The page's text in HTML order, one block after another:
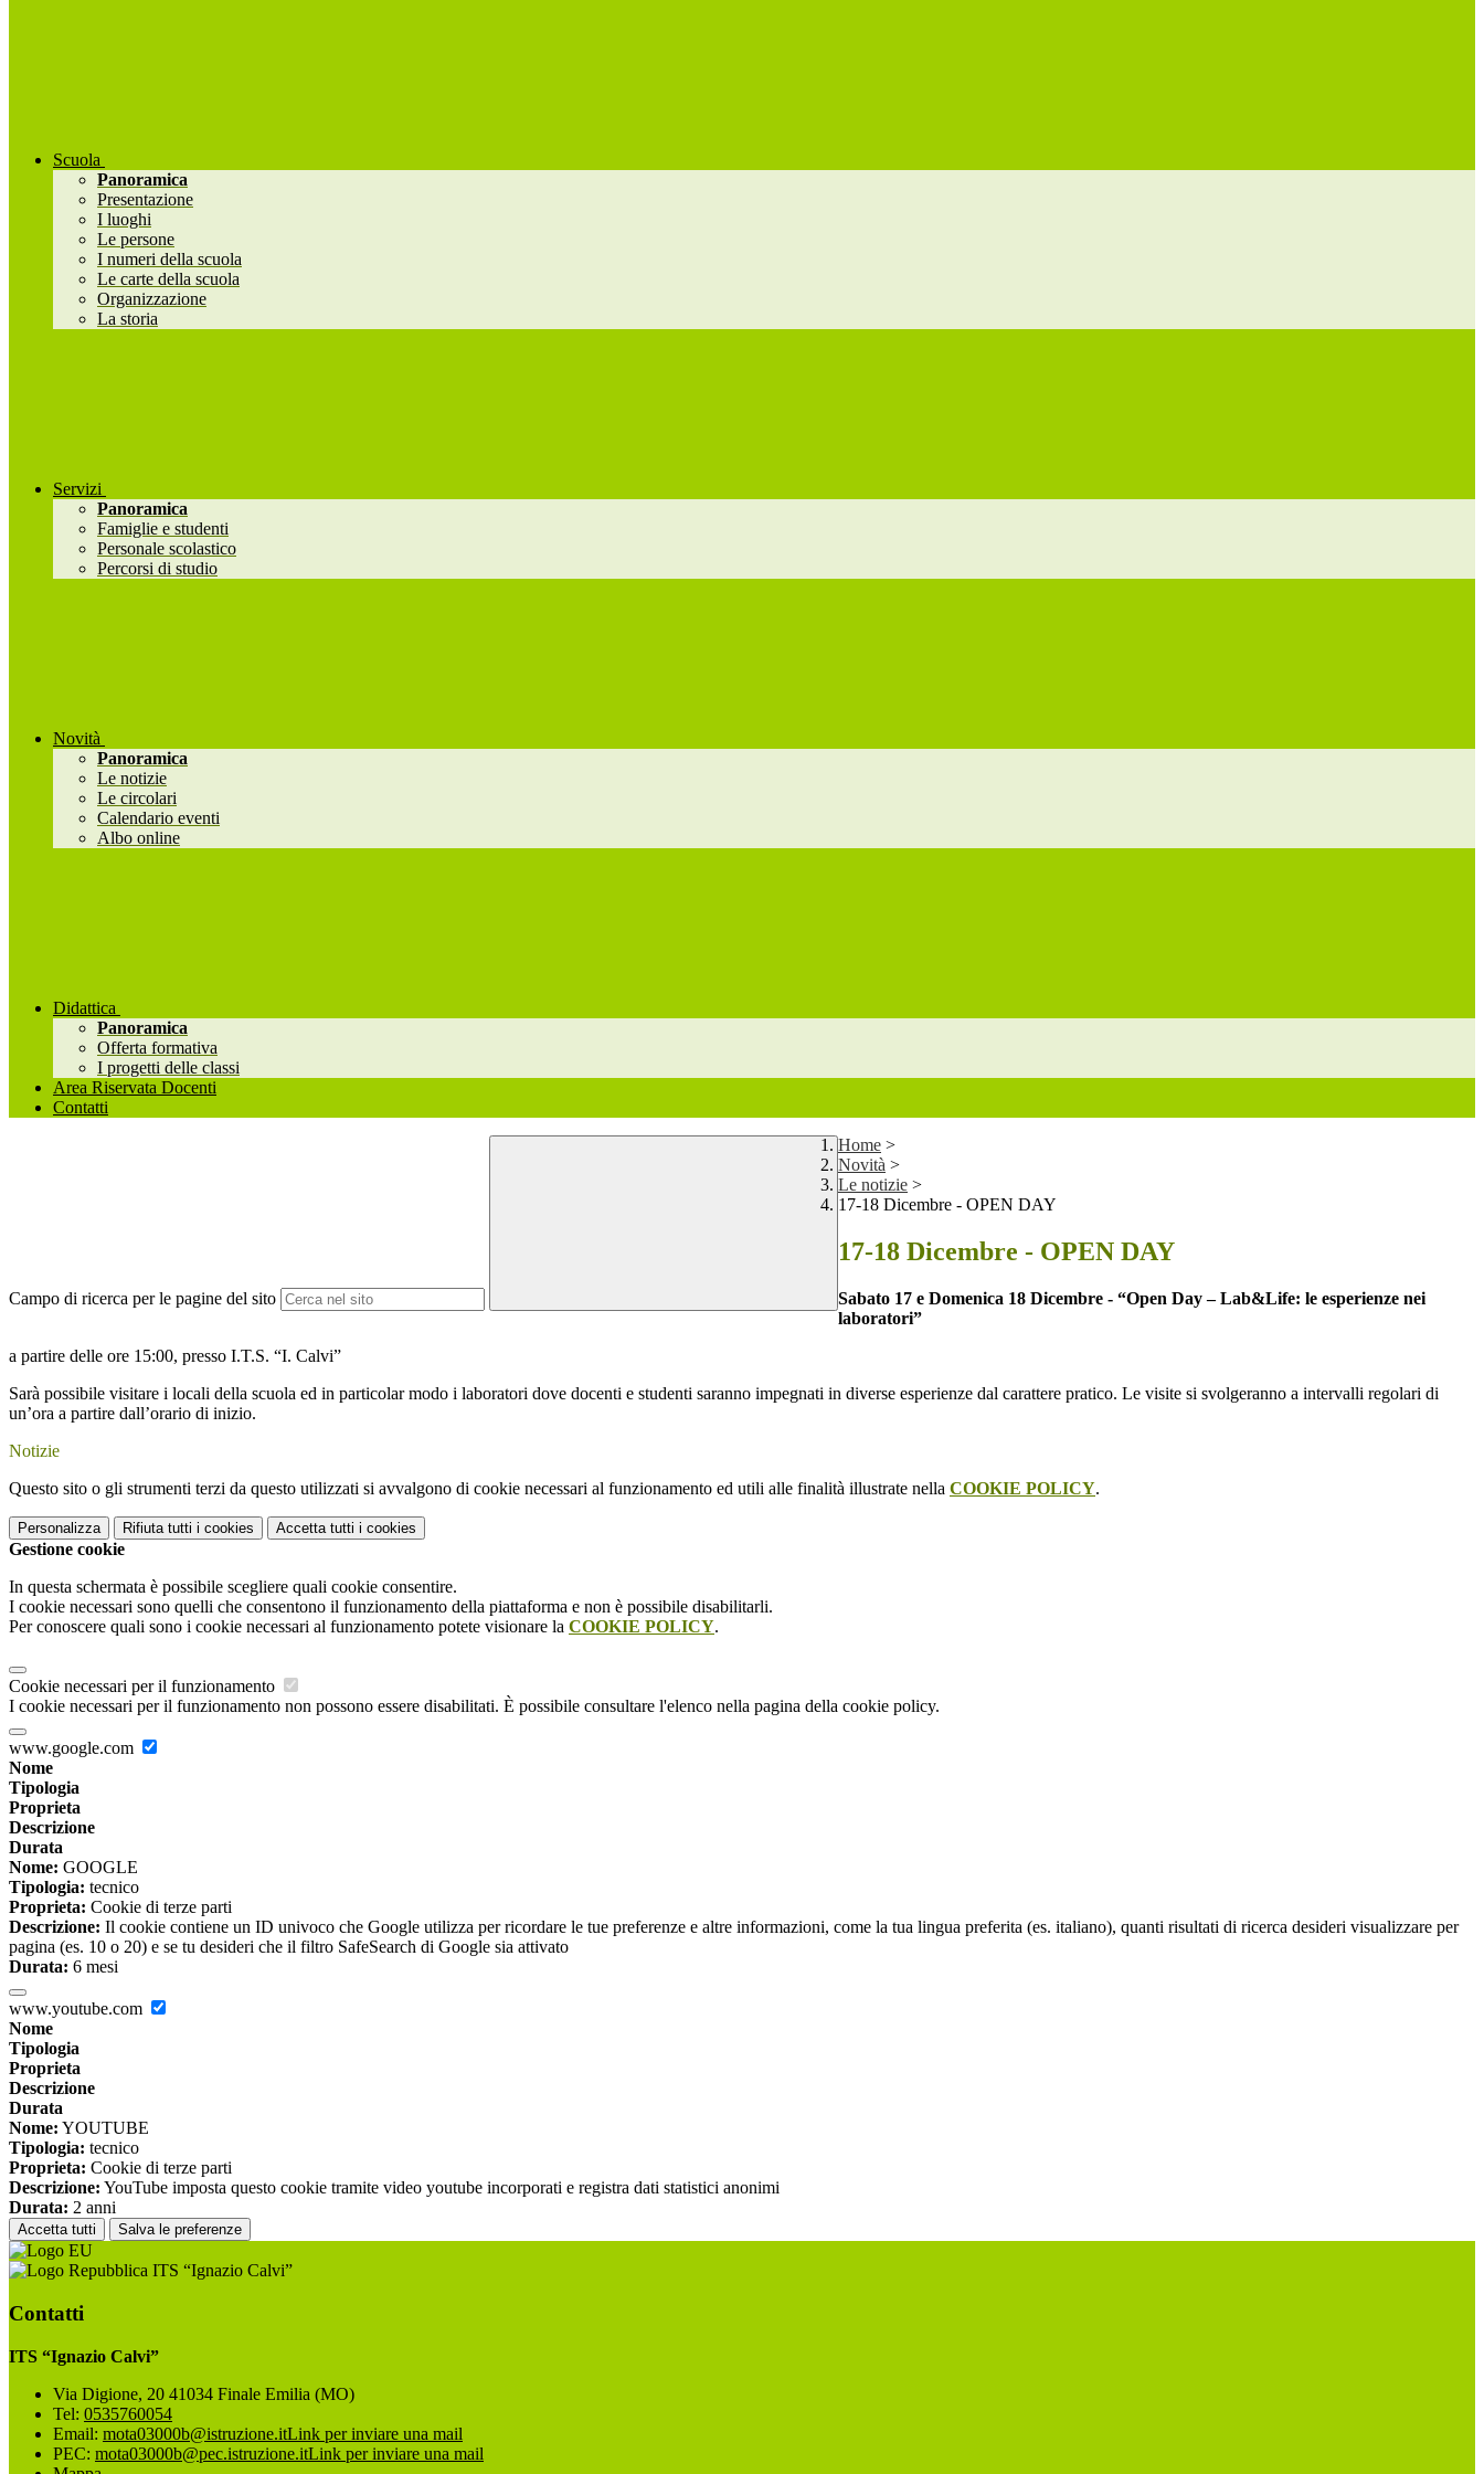
Scuola
Panoramica
Presentazione
I luoghi
Le persone
I numeri della scuola
Le carte della scuola
Organizzazione
La storia
Servizi
Panoramica
Famiglie e studenti
Personale scolastico
Percorsi di studio
Novità
Panoramica
Le notizie
Le circolari
Calendario eventi
Albo online
Didattica
Panoramica
Offerta formativa
I progetti delle classi
Area Riservata Docenti
Contatti
Campo di ricerca per le pagine del sito
Home >
Novità >
Le notizie >
17-18 Dicembre - OPEN DAY
17-18 Dicembre - OPEN DAY
Sabato 17 e Domenica 18 Dicembre - “Open Day – Lab&Life: le esperienze nei
laboratori”
a partire delle ore 15:00, presso I.T.S. “I. Calvi”
Sarà possibile visitare i locali della scuola ed in particolar modo i laboratori dove docenti e studenti saranno impegnati in diverse esperienze dal carattere pratico. Le visite si svolgeranno a intervalli regolari di
un’ora a partire dall’orario di inizio.
Notizie
Questo sito o gli strumenti terzi da questo utilizzati si avvalgono di cookie necessari al funzionamento ed utili alle finalità illustrate nella COOKIE POLICY.
Personalizza Rifiuta tutti i cookies Accetta tutti i cookies
Gestione cookie
In questa schermata è possibile scegliere quali cookie consentire.
I cookie necessari sono quelli che consentono il funzionamento della piattaforma e non è possibile disabilitarli.
Per conoscere quali sono i cookie necessari al funzionamento potete visionare la COOKIE POLICY.
Cookie necessari per il funzionamento
I cookie necessari per il funzionamento non possono essere disabilitati. È possibile consultare l'elenco nella pagina della cookie policy.
www.google.com
Nome
Tipologia
Proprieta
Descrizione
Durata
Nome: GOOGLE
Tipologia: tecnico
Proprieta: Cookie di terze parti
Descrizione: Il cookie contiene un ID univoco che Google utilizza per ricordare le tue preferenze e altre informazioni, come la tua lingua preferita (es. italiano), quanti risultati di ricerca desideri visualizzare per
pagina (es. 10 o 20) e se tu desideri che il filtro SafeSearch di Google sia attivato
Durata: 6 mesi
www.youtube.com
Nome
Tipologia
Proprieta
Descrizione
Durata
Nome: YOUTUBE
Tipologia: tecnico
Proprieta: Cookie di terze parti
Descrizione: YouTube imposta questo cookie tramite video youtube incorporati e registra dati statistici anonimi
Durata: 2 anni
Accetta tutti Salva le preferenze
ITS “Ignazio Calvi”
Contatti
ITS “Ignazio Calvi”
Via Digione, 20 41034 Finale Emilia (MO)
Tel: 0535760054
Email: mota03000b@istruzione.itLink per inviare una mail
PEC: mota03000b@pec.istruzione.itLink per inviare una mail